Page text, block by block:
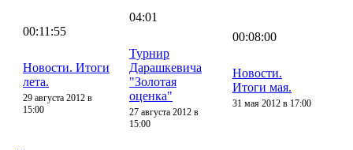
00:11:55
Новости. Итоги
лета.
29 августа 2012 в
15:00
04:01
Турнир
Дарашкевича
"Золотая
оценка"
27 августа 2012 в
15:00
00:08:00
Новости.
Итоги мая.
31 мая 2012 в 17:00